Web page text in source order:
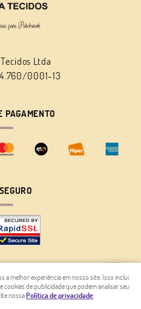
Ltda
0001-13
PAGAMENTO
a melhor experiência em nosso site. Isso inclui
cookies de publicidade que podem analisar seu
nossaPolítica de privacidade.